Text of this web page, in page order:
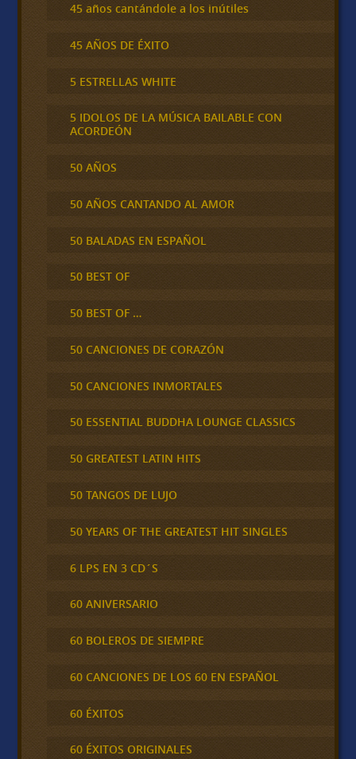
45 años cantándole a los inútiles
45 AÑOS DE ÉXITO
5 ESTRELLAS WHITE
5 IDOLOS DE LA MÚSICA BAILABLE CON
ACORDEÓN
50 AÑOS
50 AÑOS CANTANDO AL AMOR
50 BALADAS EN ESPAÑOL
50 BEST OF
50 BEST OF …
50 CANCIONES DE CORAZÓN
50 CANCIONES INMORTALES
50 ESSENTIAL BUDDHA LOUNGE CLASSICS
50 GREATEST LATIN HITS
50 TANGOS DE LUJO
50 YEARS OF THE GREATEST HIT SINGLES
6 LPS EN 3 CD´S
60 ANIVERSARIO
60 BOLEROS DE SIEMPRE
60 CANCIONES DE LOS 60 EN ESPAÑOL
60 ÉXITOS
60 ÉXITOS ORIGINALES